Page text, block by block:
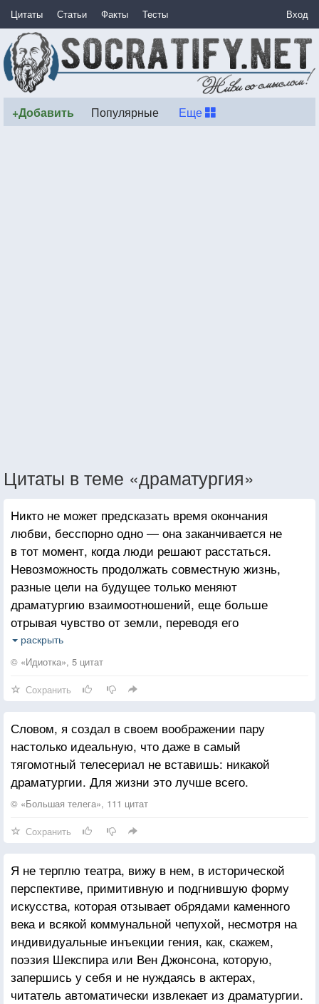
Цитаты Статьи Факты Тесты Вход
+Добавить Популярные Еще
Цитаты в теме «драматургия»
Никто не может предсказать время окончания
любви, бесспорно одно — она заканчивается не
в тот момент, когда люди решают расстаться.
Невозможность продолжать совместную жизнь,
разные цели на будущее только меняют
драматургию взаимоотношений, еще больше
отрывая чувство от земли, переводя его
в философский план. Любовь удаляется, но не
длится
раскрыть
© «Идиотка», 5 цитат
Сохранить
Словом, я создал в своем воображении пару
настолько идеальную, что даже в самый
тягомотный телесериал не вставишь: никакой
драматургии. Для жизни это лучше всего.
© «Большая телега», 111 цитат
Сохранить
Я не терплю театра, вижу в нем, в исторической
перспективе, примитивную и подгнившую форму
искусства, которая отзывает обрядами каменного
века и всякой коммунальной чепухой, несмотря на
индивидуальные инъекции гения, как, скажем,
поэзия Шекспира или Вен Джонсона, которую,
запершись у себя и не нуждаясь в актерах,
читатель автоматически извлекает из драматургии.